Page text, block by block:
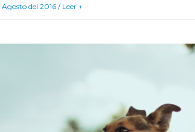
del 2016 / Leer +